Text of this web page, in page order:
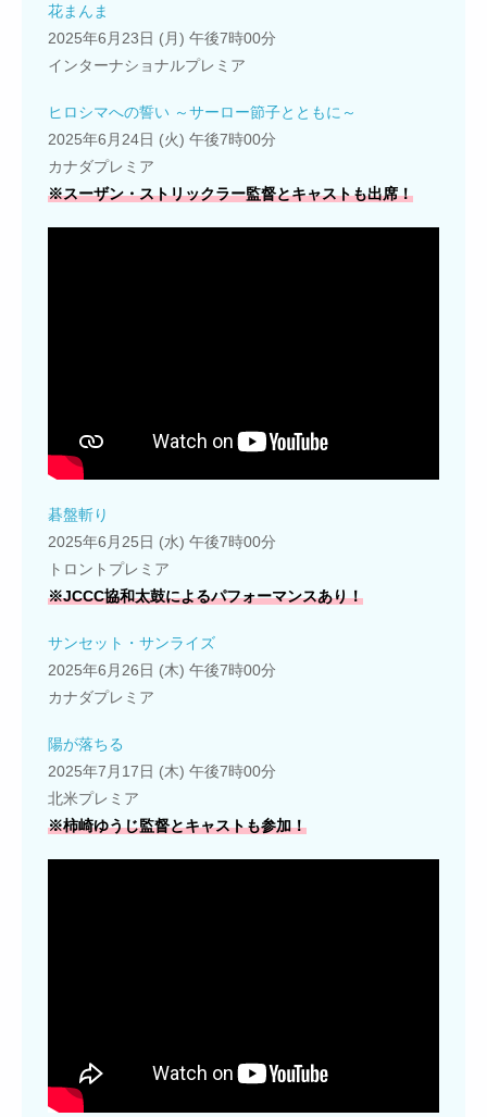
花まんま
2025年6月23日 (月) 午後7時00分
インターナショナルプレミア
ヒロシマへの誓い ～サーロー節子とともに～
2025年6月24日 (火) 午後7時00分
カナダプレミア
※スーザン・ストリックラー監督とキャストも出席！
碁盤斬り
2025年6月25日 (水) 午後7時00分
トロントプレミア
※JCCC協和太鼓によるパフォーマンスあり！
サンセット・サンライズ
2025年6月26日 (木) 午後7時00分
カナダプレミア
陽が落ちる
2025年7月17日 (木) 午後7時00分
北米プレミア
※柿崎ゆうじ監督とキャストも参加！